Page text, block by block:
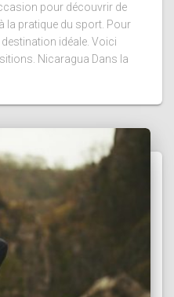
pour découvrir de
la pratique du sport. Pour
idéale. Voici
Nicaragua Dans la